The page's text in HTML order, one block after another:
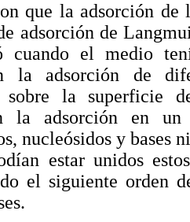
que la adsorción
adsorción de
cuando el medio
la adsorción de
sobre la superficie
la adsorción en
nucleósidos y bases
estar unidos
el siguiente orden